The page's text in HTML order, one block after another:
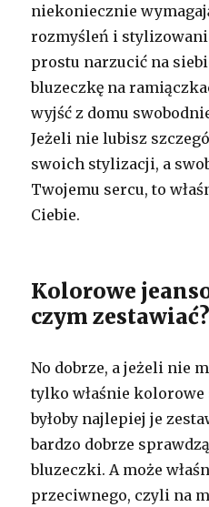
niekoniecznie
rozmyśleń i
prostu narzucić na
bluzeczkę na
wyjść z domu
Jeżeli nie lubisz
swoich stylizacji, a
Twojemu sercu, to
Ciebie.
Kolorowe
czym zestawiać?
No dobrze, a jeżeli nie
tylko właśnie kolorowe
byłoby najlepiej je
bardzo dobrze
bluzeczki. A może
przeciwnego, czyli na